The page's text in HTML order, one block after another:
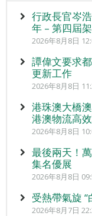
行政長官岑
年 – 第四屆
2026年8月8日
譚偉文要求
更新工作
2026年8月8日
港珠澳大橋
港澳物流高
2026年8月8日
最後兩天！
集名優展
2026年8月8日
受熱帶氣旋
2026年8月7日